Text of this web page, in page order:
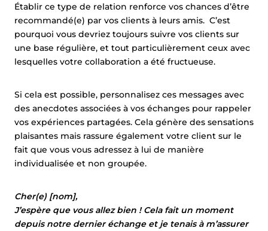
Établir ce type de relation renforce vos chances d’être
recommandé(e) par vos clients à leurs amis. C’est
pourquoi vous devriez toujours suivre vos clients sur
une base régulière, et tout particulièrement ceux avec
lesquelles votre collaboration a été fructueuse.
Si cela est possible, personnalisez ces messages avec
des anecdotes associées à vos échanges pour rappeler
vos expériences partagées. Cela génère des sensations
plaisantes mais rassure également votre client sur le
fait que vous vous adressez à lui de manière
individualisée et non groupée.
Cher(e) [nom],
J’espère que vous allez bien ! Cela fait un moment
depuis notre dernier échange et je tenais à m’assurer